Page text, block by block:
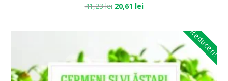
41,23lei 20,61 lei
Reduceri!